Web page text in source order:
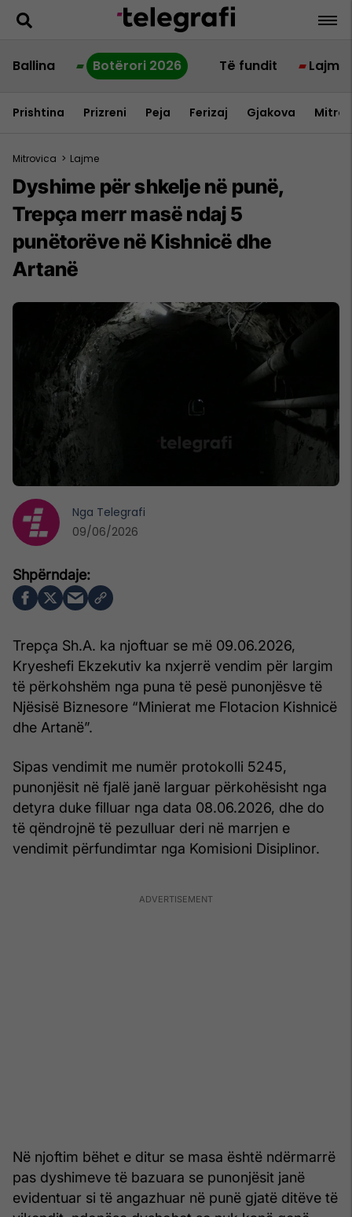
Ballina Botërori 2026 Të fundit Lajme
Prishtina Prizreni Peja Ferizaj Gjakova
Mitrovica > Lajme
Dyshime për shkelje në punë,
Trepça merr masë ndaj 5
punëtorëve në Kishnicë dhe
Artanë
Trepça Sh.A. ka njoftuar se më 09.06.2026,
Kryeshefi Ekzekutiv ka nxjerrë vendim për largim
të përkohshëm nga puna të pesë punonjësve të
Njësisë Biznesore “Minierat me Flotacion Kishnicë
dhe Artanë”.
Sipas vendimit me numër protokolli 5245,
punonjësit në fjalë janë larguar përkohësisht nga
detyra duke filluar nga data 08.06.2026, dhe do
të qëndrojnë të pezulluar deri në marrjen e
vendimit përfundimtar nga Komisioni Disiplinor.
Në njoftim bëhet e ditur se masa është ndërmarrë
pas dyshimeve të bazuara se punonjësit janë
evidentuar si të angazhuar në punë gjatë ditëve të
Nga Telegrafi
09/06/2026